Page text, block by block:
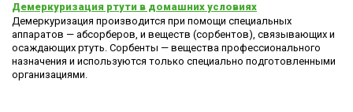
Демеркуризация ртути в домашних условиях
Демеркуризация производится при помощи специальных
аппаратов — абсорберов, и веществ (сорбентов), связывающих и
осаждающих ртуть. Сорбенты — вещества профессионального
назначения и используются только специально подготовленными
организациями.